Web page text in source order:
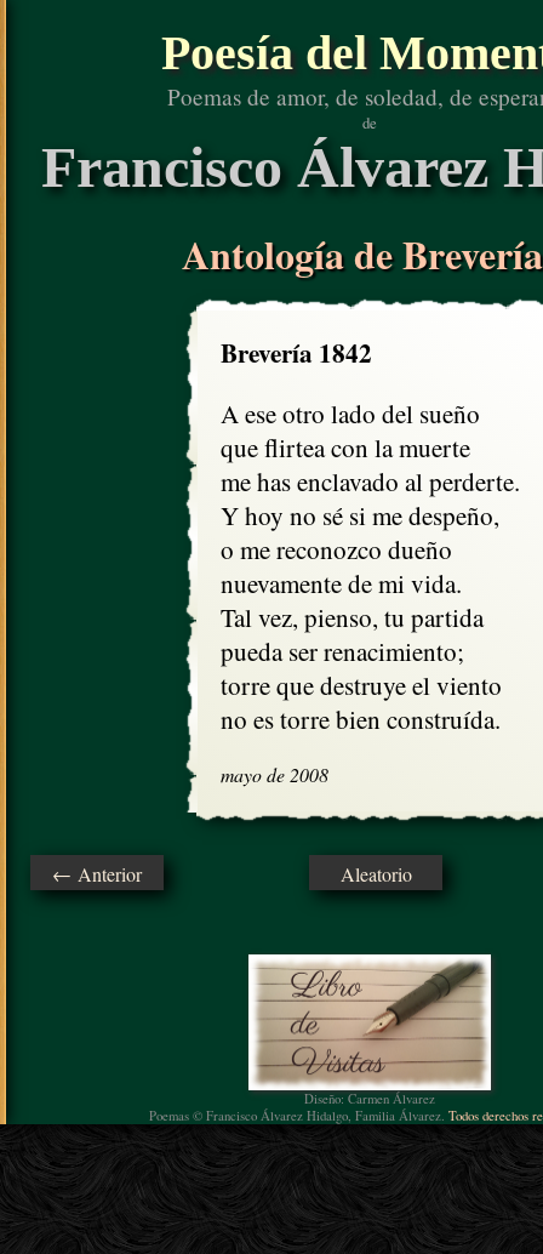
Poesía del
Poemas de amor, de soledad, de
de
Francisco Álvarez
Antología de
Brevería 1842
A ese otro lado del sueño
que flirtea con la muerte
me has enclavado al perderte.
Y hoy no sé si me despeño,
o me reconozco dueño
nuevamente de mi vida.
Tal vez, pienso, tu partida
pueda ser renacimiento;
torre que destruye el viento
no es torre bien construída.
mayo de 2008
← Anterior Aleatorio
Diseño: Carmen Álvarez
Poemas © Francisco Álvarez Hidalgo, Familia Álvarez. Todos derechos